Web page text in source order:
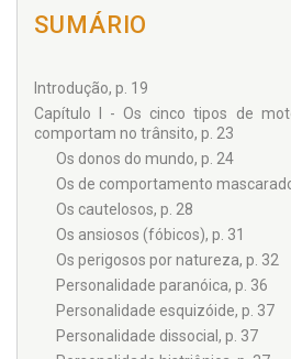
Muitas pessoas passam boa parte
ou provocar pânico em algumas
sair com o carro. Para falar
Contato entrevistou a psicóloga
livros Vença o Medo de Dirigir e
CRP/8ª.região – Conselho
os anos 1999 e 2002, junto ao CRP
Psicologia.Site: www.medos.com.br
SUMÁRIO
Introdução, p. 19
Capítulo I - Os cinco tipos de
comportam no trânsito, p. 23
Os donos do mundo, p. 24
Os de comportamento
Os cautelosos, p. 28
Os ansiosos (fóbicos), p. 31
Os perigosos por natureza, p. 32
Personalidade paranóica, p. 36
Personalidade esquizóide, p. 37
Personalidade dissocial, p. 37